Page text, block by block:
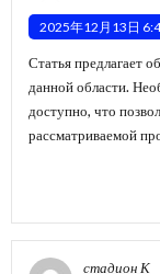
2025年12月13日
Статья предлагает
данной области.
доступно, что
рассматриваемой
стадион К